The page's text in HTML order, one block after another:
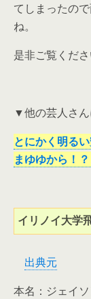
てしまったの
ね。
是非ご覧くださ
▼他の芸人さ
とにかく明る
まゆゆから！
イリノイ大学
出典元
本名：ジェイ